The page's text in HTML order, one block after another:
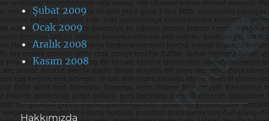
Şubat 2009
Ocak 2009
Aralık 2008
Kasım 2008
Hakkımızda